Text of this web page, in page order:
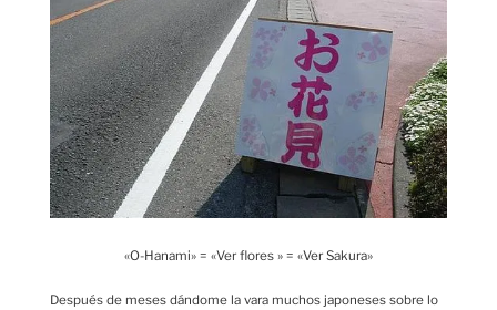
«O-Hanami» = «Ver flores » = «Ver Sakura»
Después de meses dándome la vara muchos japoneses sobre lo